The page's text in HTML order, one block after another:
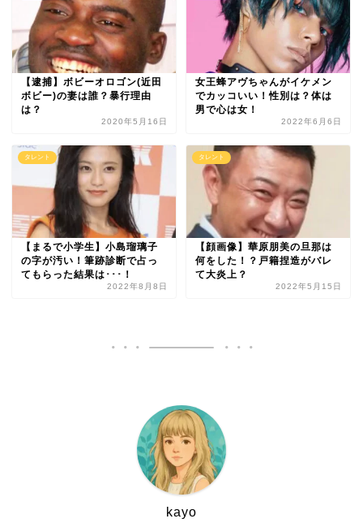
【逮捕】ボビーオロゴン(近田
ボビー)の妻は誰？暴行理由
は？
2020年5月16日
女王蜂アヴちゃんがイケメン
でカッコいい！性別は？体は
男で心は女！
2022年6月6日
タレント
【まるで小学生】小島瑠璃子
の字が汚い！筆跡診断で占っ
てもらった結果は･･･！
2022年8月8日
タレント
【顔画像】華原朋美の旦那は
何をした！？戸籍捏造がバレ
て大炎上？
2022年5月15日
kayo